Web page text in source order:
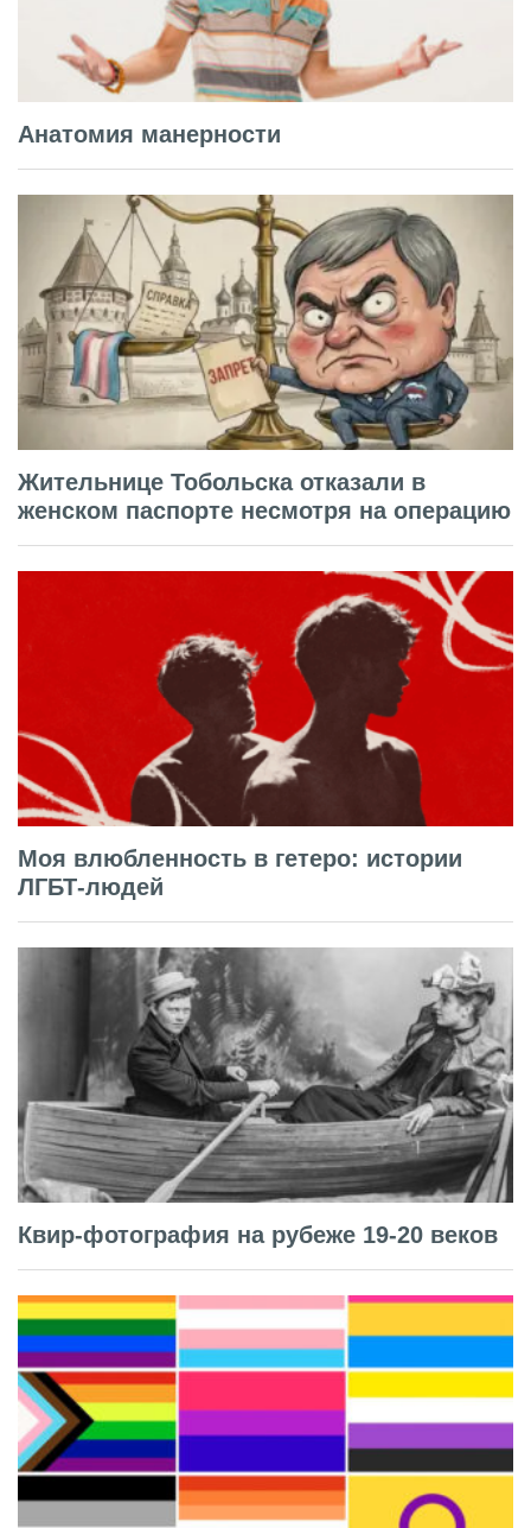
Анатомия манерности
Жительнице Тобольска отказали в
женском паспорте несмотря на операцию
Моя влюбленность в гетеро: истории
ЛГБТ-людей
Квир-фотография на рубеже 19-20 веков